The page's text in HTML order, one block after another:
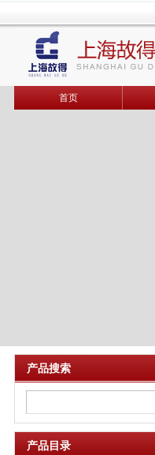
首页
产品搜索
产品目录